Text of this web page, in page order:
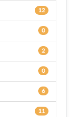
12
0
2
0
6
11